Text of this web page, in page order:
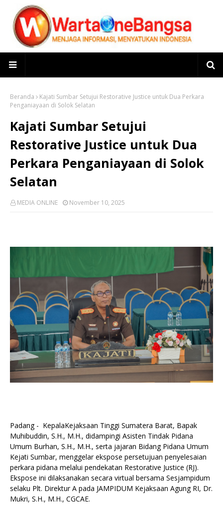
Beranda
Kajati Sumbar Setujui Restorative Justice untuk Dua Perkara
Penganiayaan di Solok Selatan
Kajati Sumbar Setujui
Restorative Justice untuk Dua
Perkara Penganiayaan di Solok
Selatan
MEDIA ONLINE November 10, 2025
Padang - KepalaKejaksaan Tinggi Sumatera Barat, Bapak
Muhibuddin, S.H., M.H., didampingi Asisten Tindak Pidana
Umum Burhan, S.H., M.H., serta jajaran Bidang Pidana Umum
Kejati Sumbar, menggelar ekspose persetujuan penyelesaian
perkara pidana melalui pendekatan Restorative Justice (RJ).
Ekspose ini dilaksanakan secara virtual bersama Sesjampidum
selaku Plt. Direktur A pada JAMPIDUM Kejaksaan Agung RI, Dr.
Mukri, S.H., M.H., CGCAE.